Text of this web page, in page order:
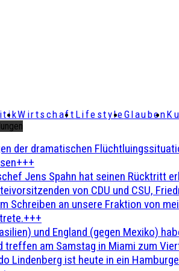
Wirtschaft LifestyleGlauben
der dramatischen
Jens Spahn hat seinen Rücktritt
von CDU und CSU,
Schreiben an unsere Fraktion von
und England (gegen Mexiko)
treffen am Samstag in Miami zum
Lindenberg ist heute in ein